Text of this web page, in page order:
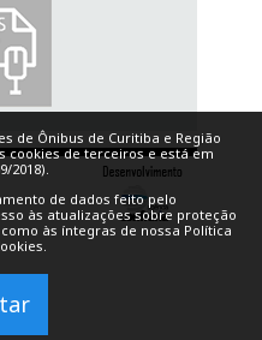
de Ônibus de Curitiba e Região
cookies de terceiros e está em
2018).
de dados feito pelo
às atualizações sobre proteção
às íntegras de nossa Política